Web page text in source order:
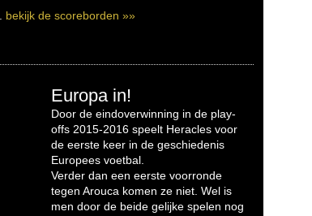
bekijk de scoreborden »»
Europa in!
Door de eindoverwinning in de play-
offs 2015-2016 speelt Heracles voor
de eerste keer in de geschiedenis
Europees voetbal.
Verder dan een eerste voorronde
tegen Arouca komen ze niet. Wel is
men door de beide gelijke spelen nog